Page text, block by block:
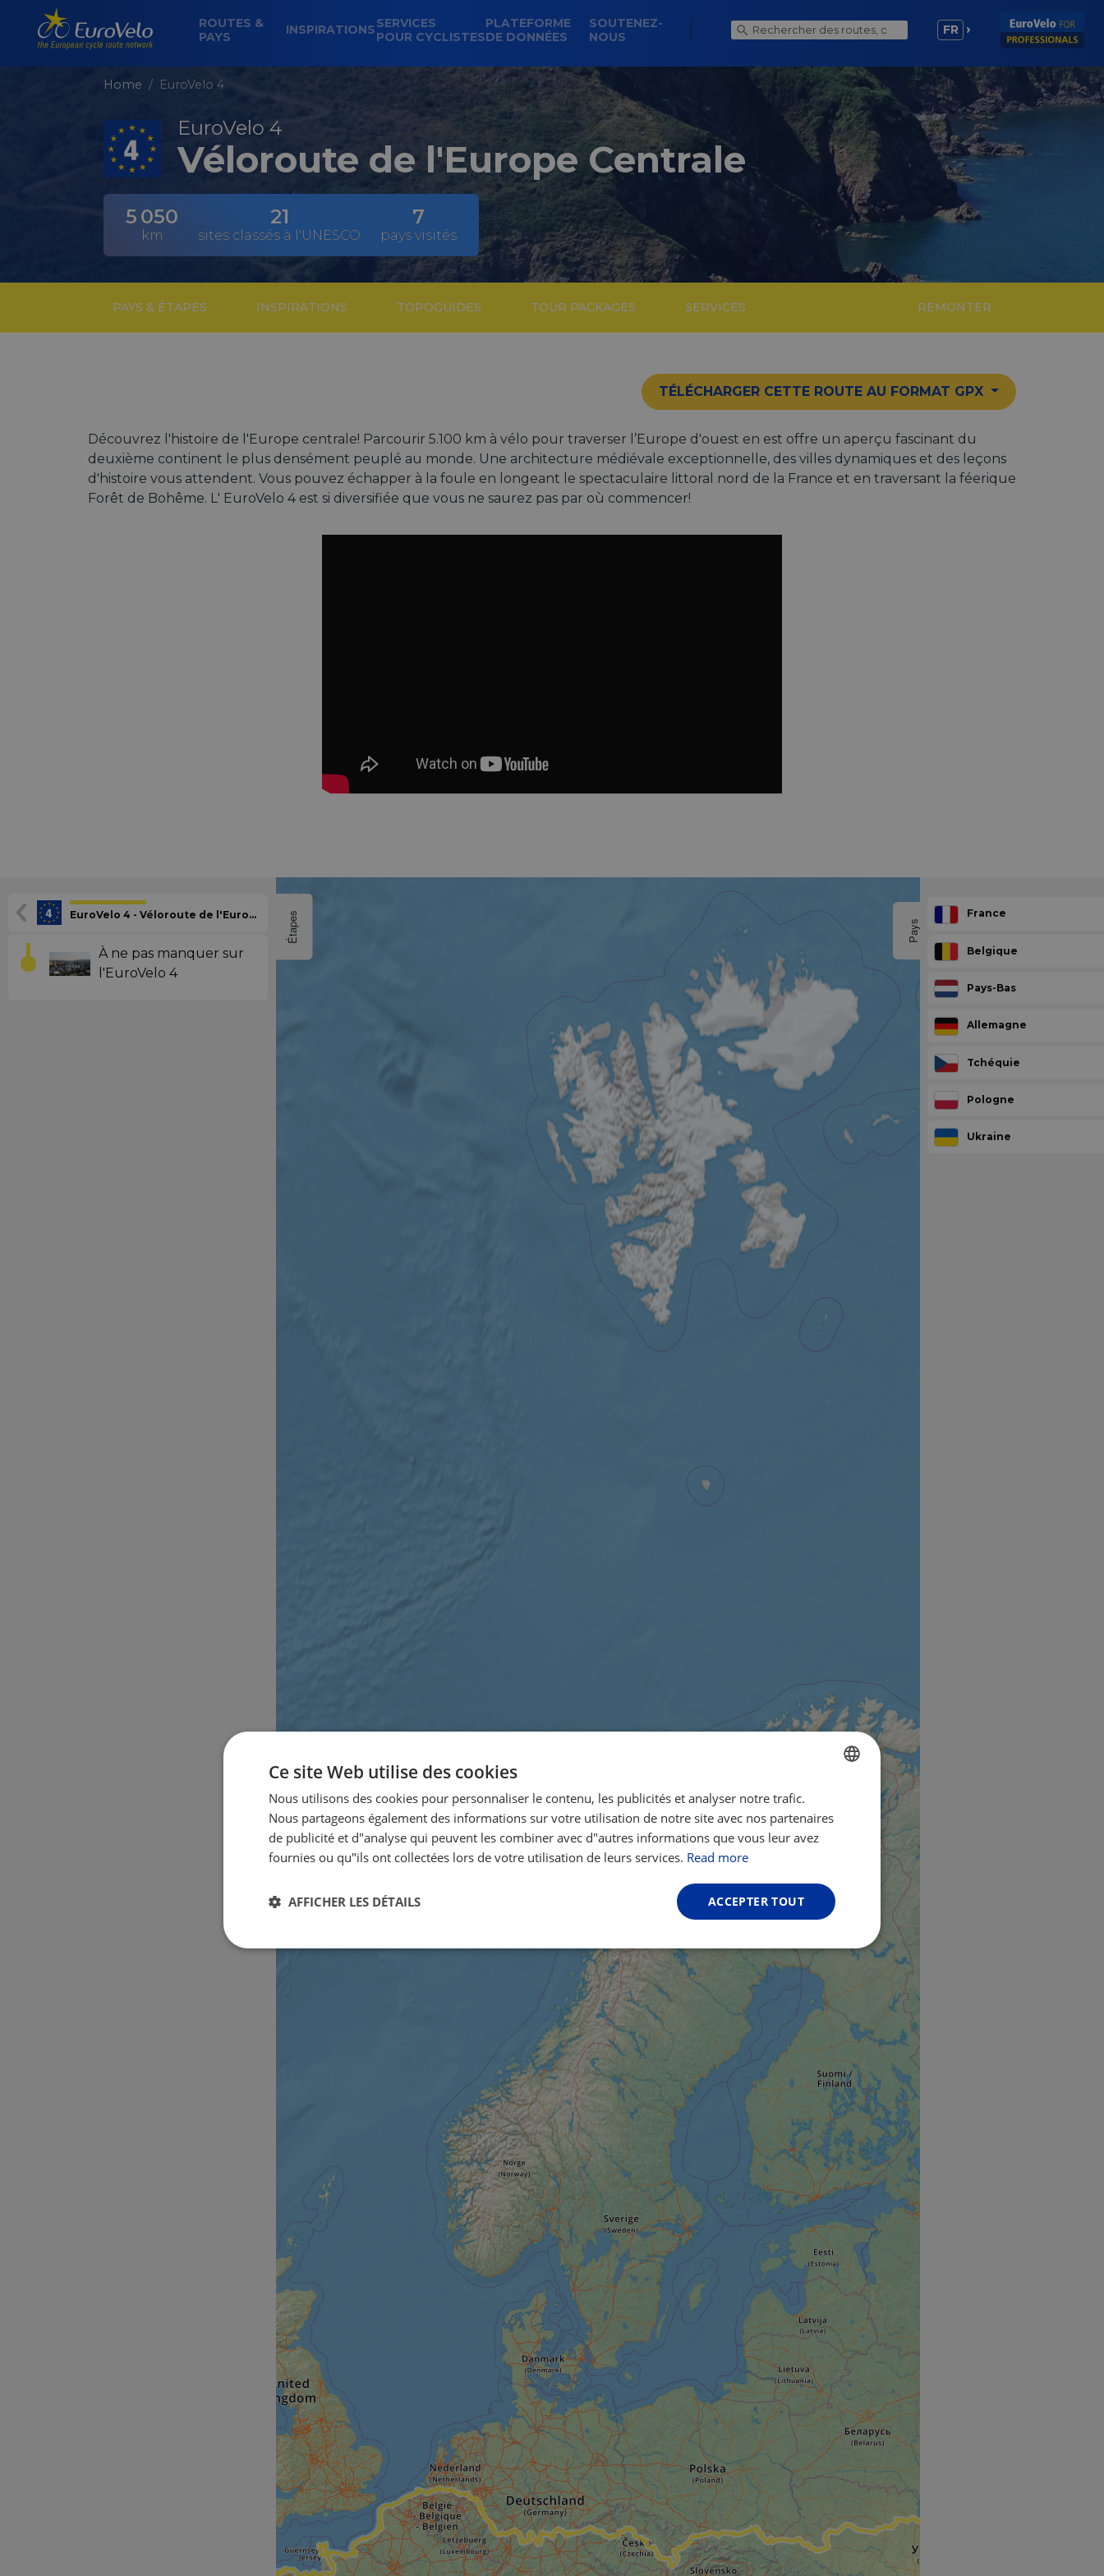
ROUTES &
PAYS
INSPIRATIONSSERVICES
POUR CYCLISTES
PLATEFORME
DE DONNÉES
SOUTENEZ-
NOUS
FR
Home EuroVelo 4
EuroVelo 4
Véloroute de l'Europe Centrale
5 050
km
21
sites classés à l'UNESCO
7
pays visités
PAYS & ÉTAPES INSPIRATIONS TOPOGUIDES TOUR PACKAGES SERVICES REMONTER
TÉLÉCHARGER CETTE ROUTE AU FORMAT GPX
Découvrez l'histoire de l'Europe centrale! Parcourir 5.100 km à vélo pour traverser l’Europe d'ouest en est offre un aperçu fascinant du
deuxième continent le plus densément peuplé au monde. Une architecture médiévale exceptionnelle, des villes dynamiques et des leçons
d'histoire vous attendent. Vous pouvez échapper à la foule en longeant le spectaculaire littoral nord de la France et en traversant la féerique
Forêt de Bohême. L' EuroVelo 4 est si diversifiée que vous ne saurez pas par où commencer!
EuroVelo 4 - Véloroute de l'Europe Centrale
À ne pas manquer sur
l'EuroVelo 4
Étapes Pays
France
Belgique
Pays-Bas
Allemagne
Tchéquie
Pologne
Ukraine
FRENCH
Ce site Web utilise des cookies
Nous utilisons des cookies pour personnaliser le contenu, les publicités et analyser notre trafic.
Nous partageons également des informations sur votre utilisation de notre site avec nos partenaires
de publicité et d"analyse qui peuvent les combiner avec d"autres informations que vous leur avez
fournies ou qu"ils ont collectées lors de votre utilisation de leurs services. Read more
ACCEPTER TOUT
AFFICHER LES DÉTAILS
Strictement
Performance Ciblage Fonctionnalité Non classifiés
Performance Ciblage Fonctionnalité Non classifiés
Les cookies strictement nécessaires habilitent des fonctionnalités de base du site Web telles que la connexion des utilisateurs et
la gestion des comptes. Le site Web ne peut pas être utilisé correctement sans les cookies strictement nécessaires.
Fournisseur /
Expiration Description
csrftoken .instagram.com
1 an 1
mois
This cookie is associated with the Django web development
platform for Python. It is designed to help protect a site against
at particular type of software attack on web forms.
Cloudflare, Inc.
59
minutes
42
secondes
This cookie is associated with Cloudflare's challenge-response
tests, which are used to ensure that the website's traffic is
legitimate and not coming from automated bots. It is part of
Cloudflare's security features.
__cf_bm
minutes
50
secondes
This cookie is used to distinguish between humans and bots.
This is beneficial for the website, in order to make valid reports
on the use of their website.
__cf_bm
29
minutes
44
secondes
This cookie is used to distinguish between humans and bots.
This is beneficial for the website, in order to make valid reports
on the use of their website.
AWSALBCORS 1 semaine
For continued stickiness support with CORS use cases after the
Chromium update, we are creating additional stickiness cookies
for each of these duration-based stickiness features named
AWSALBCORS (ALB).
ASP.NET_SessionId
Corporation
analytics.sitewit.com
Session
General purpose platform session cookie, used by sites written
with Miscrosoft .NET based technologies. Usually used to
maintain an anonymised user session by the server.
li_gc
LinkedIn
Corporation
.linkedin.com
5 mois 4
semaines
Utilisé pour stocker le consentement des clients à l'utilisation de
cookies à des fins non essentielles
CookieScriptConsent
CookieScript
11 mois 4
semaines
Ce cookie est utilisé par le service Cookie-Script.com pour
mémoriser les préférences de consentement des visiteurs en
Politique de confidentialité de Google